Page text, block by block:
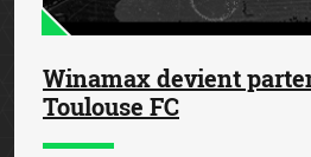
Winamax devient
Toulouse FC